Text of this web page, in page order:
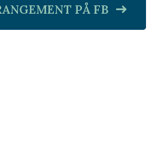
PÅ FB